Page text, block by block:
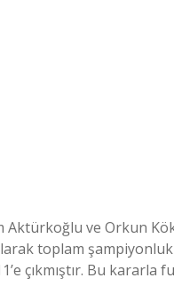
Aktürkoğlu ve Orkun
toplam
çıkmıştır. Bu kararla